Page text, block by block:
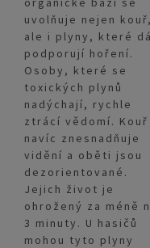
uvolňuje nejen kouř,
ale i plyny, které
podporují hoření.
Osoby, které se
toxických plynů
nadýchají, rychle
ztrácí vědomí. Kouř
navíc znesnadňuje
vidění a oběti jsou
dezorientované.
Jejich život je
ohrožený za méně
3 minuty. U hasičů
mohou tyto plyny